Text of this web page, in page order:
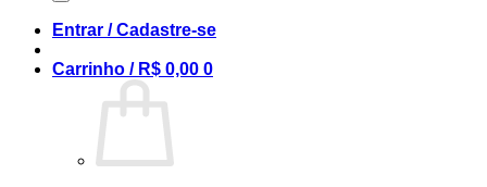
Entrar / Cadastre-se
Carrinho / R$ 0,00 0